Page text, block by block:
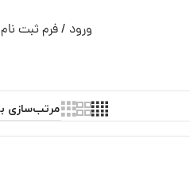
ورود / فرم ثبت نام